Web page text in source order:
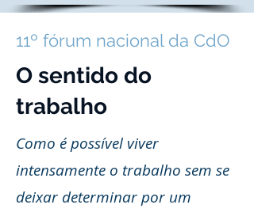
11º fórum nacional da CdO
O sentido do
trabalho
Como é possível viver
intensamente o trabalho sem se
deixar determinar por um